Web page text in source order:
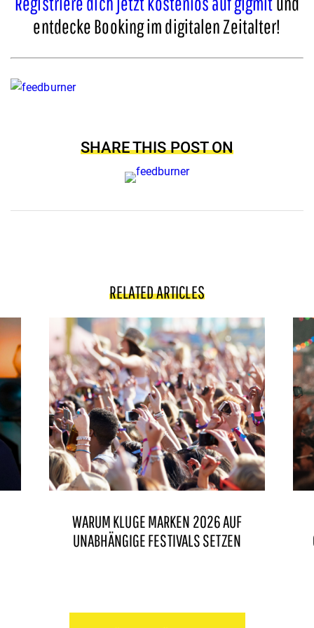
entdecke Booking im digitalen Zeitalter!
SHARE THIS POST ON
RELATED ARTICLES
WARUM KLUGE MARKEN 2026 AUF
UNABHÄNGIGE FESTIVALS SETZEN